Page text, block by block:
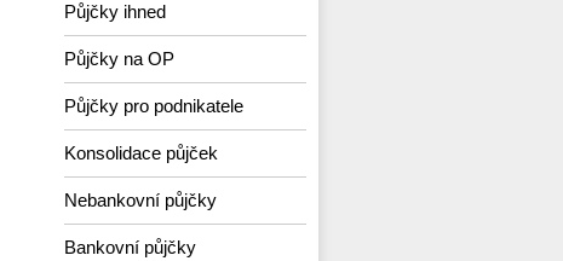
Půjčky ihned
Půjčky na OP
Půjčky pro podnikatele
Konsolidace půjček
Nebankovní půjčky
Bankovní půjčky